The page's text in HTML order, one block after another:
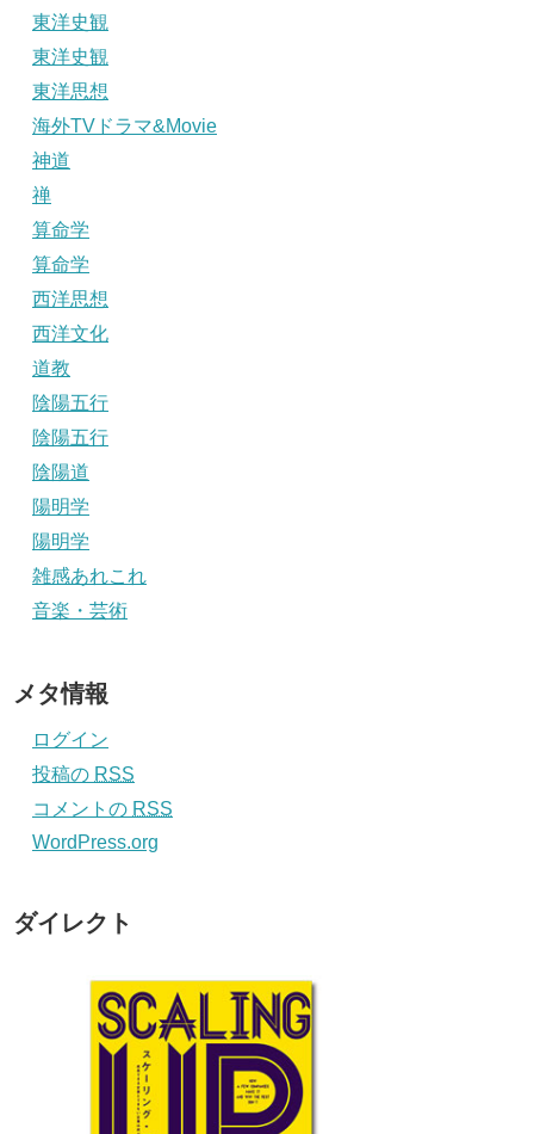
東洋史観
東洋史観
東洋思想
海外TVドラマ&Movie
神道
禅
算命学
算命学
西洋思想
西洋文化
道教
陰陽五行
陰陽五行
陰陽道
陽明学
陽明学
雑感あれこれ
音楽・芸術
メタ情報
ログイン
投稿の RSS
コメントの RSS
WordPress.org
ダイレクト